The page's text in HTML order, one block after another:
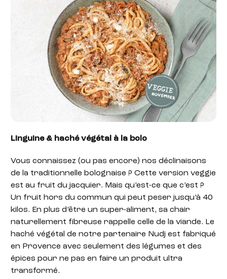
Linguine & haché végétal à la bolo
Vous connaissez (ou pas encore) nos déclinaisons
de la traditionnelle bolognaise ? Cette version veggie
est au fruit du jacquier. Mais qu’est-ce que c’est ?
Un fruit hors du commun qui peut peser jusqu’à 40
kilos. En plus d’être un super-aliment, sa chair
naturellement fibreuse rappelle celle de la viande. Le
haché végétal de notre partenaire Nudj est fabriqué
en Provence avec seulement des légumes et des
épices pour ne pas en faire un produit ultra
transformé.